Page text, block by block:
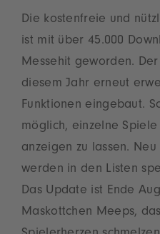
Die kostenfreie und
ist mit über 45.000
Messehit geworden.
diesem Jahr erneut
Funktionen eingebaut.
möglich, einzelne
anzeigen zu lassen.
werden in den Listen
Das Update ist Ende
Maskottchen Meeps,